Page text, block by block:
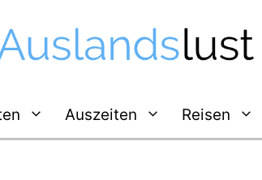
Auszeiten Reisen